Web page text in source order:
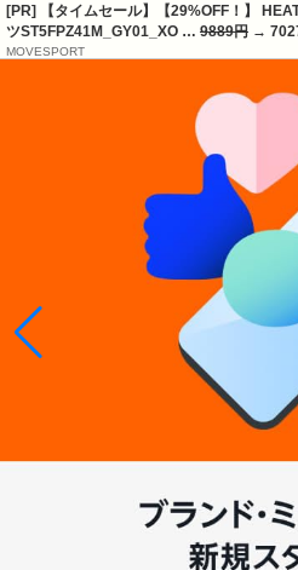
[PR] 【タイムセール】【29%OFF！】
ツST5FPZ41M_GY01_XO … 9889円 →
MOVESPORT